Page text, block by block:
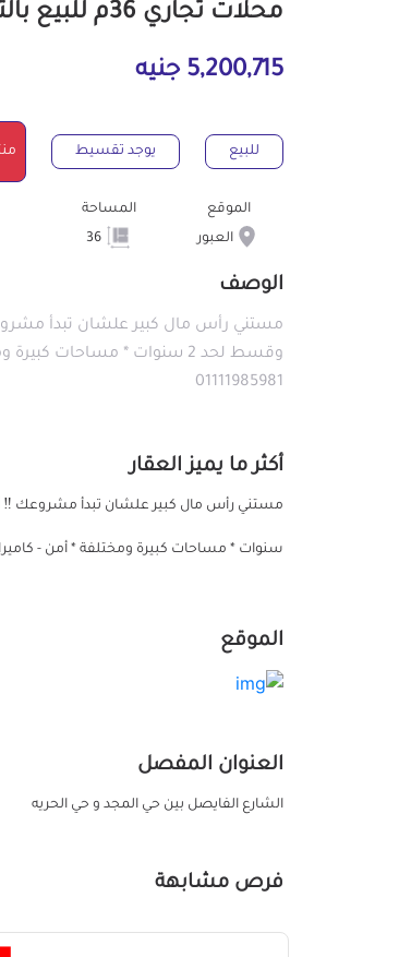
محلات تجاري 36م للبيع بالتقسيط بالعبور القليوبية
5,200,715 جنيه
للبيع يوجد تقسيط
الموقع
العبور
المساحة
الوصف
مستني رأس مال كبير علشان تبدأ
01111985981
أكثر ما يميز العقار
سنوات * مساحات كبيرة ومختلفة * أمن - كاميرات - نظافه 24 ساعة للإستفسار اتصل
الموقع
العنوان المفصل
الشارع الفايصل بين حي المجد و حي الحريه
فرص مشابهة